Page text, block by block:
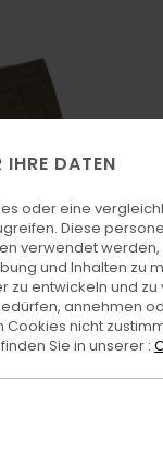
IHRE DATEN
oder eine
Diese
verwendet
und Inhalten zu
entwickeln und
annehmen
nicht
Sie in unserer :